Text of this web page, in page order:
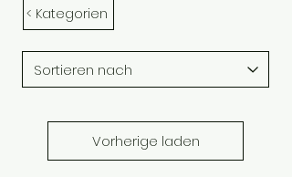
< Kategorien
Vorherige laden